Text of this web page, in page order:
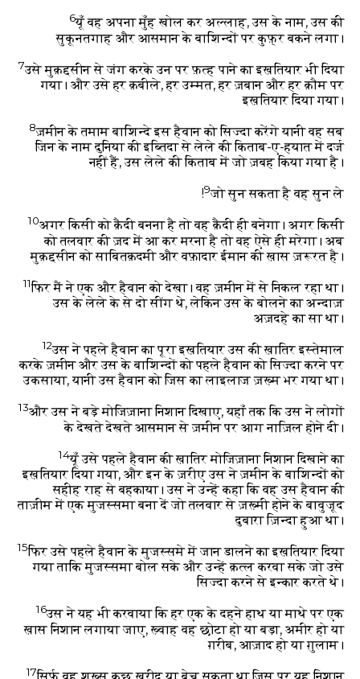
6यूँ वह अपना मुँह खोल कर अल्लाह, उस के नाम, उस की
सुकूनतगाह और आसमान के बाशिन्दों पर कुफ़्र बकने लगा।
7उसे मुक़द्दसीन से जंग करके उन पर फ़त्ह पाने का इख़तियार भी दिया
गया। और उसे हर क़बीले, हर उम्मत, हर ज़बान और हर क़ौम पर
इख़तियार दिया गया।
8ज़मीन के तमाम बाशिन्दे इस हैवान को सिज्दा करेंगे यानी वह सब
जिन के नाम दुनिया की इब्तिदा से लेले की किताब-ए-हयात में दर्ज
नहीं हैं, उस लेले की किताब में जो ज़बह किया गया है।
9जो सुन सकता है वह सुन ले!
10अगर किसी को क़ैदी बनना है तो वह क़ैदी ही बनेगा। अगर किसी
को तलवार की ज़द में आ कर मरना है तो वह ऐसे ही मरेगा। अब
मुक़द्दसीन को साबितक़दमी और वफ़ादार ईमान की ख़ास ज़रूरत है।
11फिर मैं ने एक और हैवान को देखा। वह ज़मीन में से निकल रहा था।
उस के लेले के से दो सींग थे, लेकिन उस के बोलने का अन्दाज़
अज़दहे का सा था।
12उस ने पहले हैवान का पूरा इख़तियार उस की ख़ातिर इस्तेमाल
करके ज़मीन और उस के बाशिन्दों को पहले हैवान को सिज्दा करने पर
उकसाया, यानी उस हैवान को जिस का लाइलाज ज़ख़्म भर गया था।
13और उस ने बड़े मोजिज़ाना निशान दिखाए, यहाँ तक कि उस ने लोगों
के देखते देखते आसमान से ज़मीन पर आग नाज़िल होने दी।
14यूँ उसे पहले हैवान की ख़ातिर मोजिज़ाना निशान दिखाने का
इख़तियार दिया गया, और इन के ज़रीए उस ने ज़मीन के बाशिन्दों को
सहीह राह से बहकाया। उस ने उन्हें कहा कि वह उस हैवान की
ताज़ीम में एक मुजस्समा बना दें जो तलवार से ज़ख़्मी होने के बावुजूद
दुबारा ज़िन्दा हुआ था।
15फिर उसे पहले हैवान के मुजस्समे में जान डालने का इख़तियार दिया
गया ताकि मुजस्समा बोल सके और उन्हें क़त्ल करवा सके जो उसे
सिज्दा करने से इन्कार करते थे।
16उस ने यह भी करवाया कि हर एक के दहने हाथ या माथे पर एक
ख़ास निशान लगाया जाए, ख़्वाह वह छोटा हो या बड़ा, अमीर हो या
ग़रीब, आज़ाद हो या ग़ुलाम।
17